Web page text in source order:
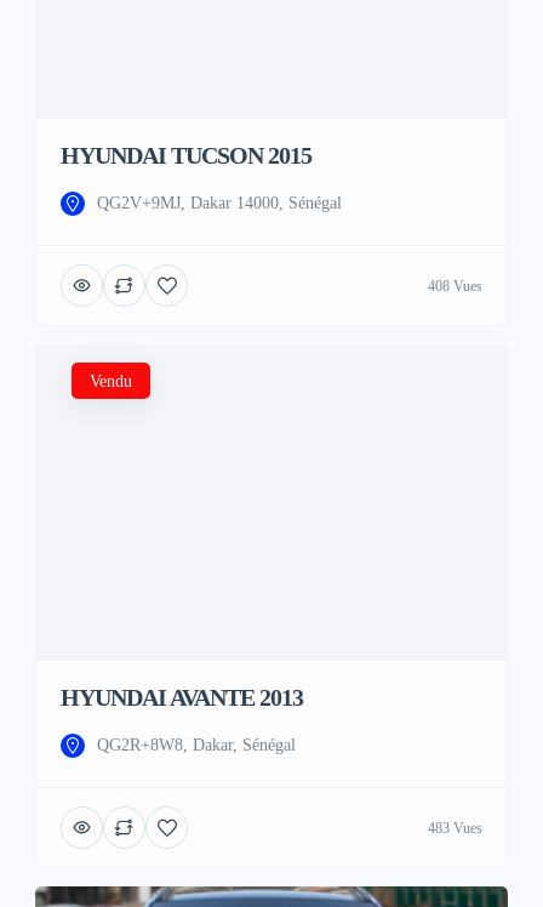
HYUNDAI TUCSON 2015
QG2V+9MJ, Dakar 14000, Sénégal
408 Vues
Vendu
HYUNDAI AVANTE 2013
QG2R+8W8, Dakar, Sénégal
483 Vues